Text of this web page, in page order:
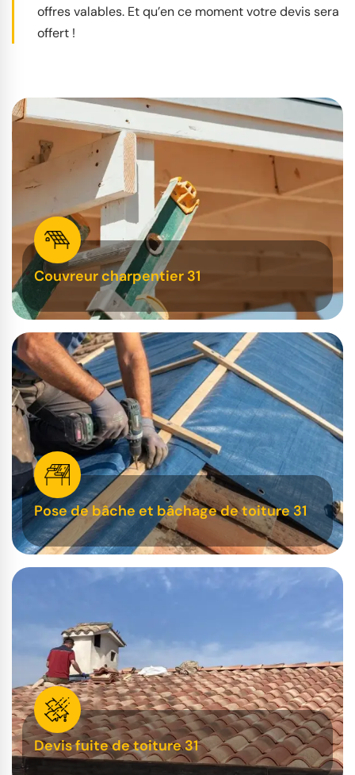
offres valables. Et qu’en ce moment votre devis sera
offert !
Couvreur charpentier 31
Pose de bâche et bâchage de toiture 31
Devis fuite de toiture 31